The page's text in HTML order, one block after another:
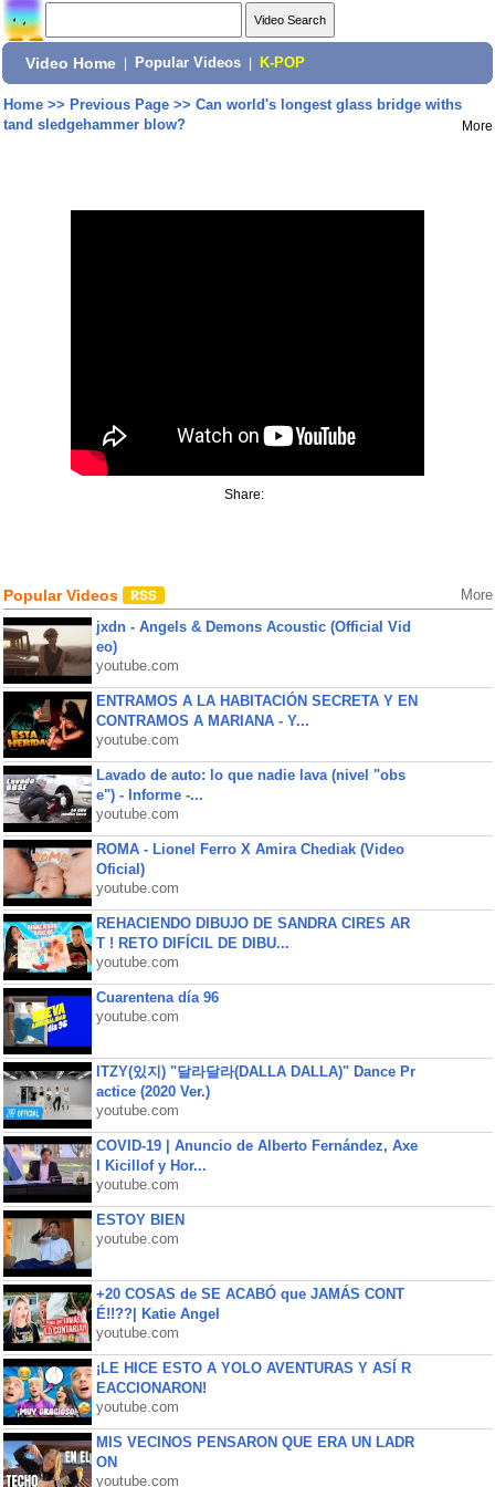
Video Home Popular Videos K-POP
Home>> Previous Page>> Can world's longest glass bridge withs
tand sledgehammer blow?
More
Share:
Popular Videos More
jxdn - Angels & Demons Acoustic (Official Vid
eo)
youtube.com
ENTRAMOS A LA HABITACIÓN SECRETA Y EN
CONTRAMOS A MARIANA - Y...
youtube.com
Lavado de auto: lo que nadie lava (nivel "obs
e") - Informe -...
youtube.com
ROMA - Lionel Ferro X Amira Chediak (Video
Oficial)
youtube.com
REHACIENDO DIBUJO DE SANDRA CIRES AR
T ! RETO DIFÍCIL DE DIBU...
youtube.com
Cuarentena día 96
youtube.com
ITZY(있지) "달라달라(DALLA DALLA)" Dance Pr
actice (2020 Ver.)
youtube.com
COVID-19 | Anuncio de Alberto Fernández, Axe
l Kicillof y Hor...
youtube.com
ESTOY BIEN
youtube.com
+20 COSAS de SE ACABÓ que JAMÁS CONT
É!!??| Katie Angel
youtube.com
¡LE HICE ESTO A YOLO AVENTURAS Y ASÍ R
EACCIONARON!
youtube.com
MIS VECINOS PENSARON QUE ERA UN LADR
ON
youtube.com